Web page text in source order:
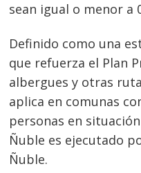
sean igual o menor a
Definido como una
que refuerza el Plan
albergues y otras
aplica en comunas
personas en
Ñuble es ejecutado
Ñuble.